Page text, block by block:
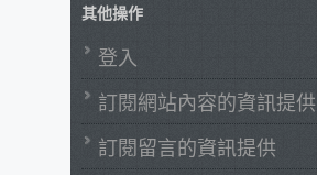
其他操作
登入
訂閱網站內容的資訊提供
訂閱留言的資訊提供